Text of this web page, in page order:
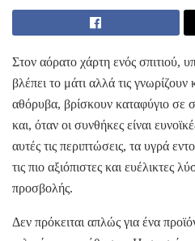
Στον αόρατο χάρτη ενός σπιτιού,
βλέπει το μάτι αλλά τις
αθόρυβα, βρίσκουν καταφύγιο σε
και, όταν οι συνθήκες είναι
αυτές τις περιπτώσεις, τα υγρά
τις πιο αξιόπιστες και ευέλικτες
προσβολής.
Δεν πρόκειται απλώς για ένα